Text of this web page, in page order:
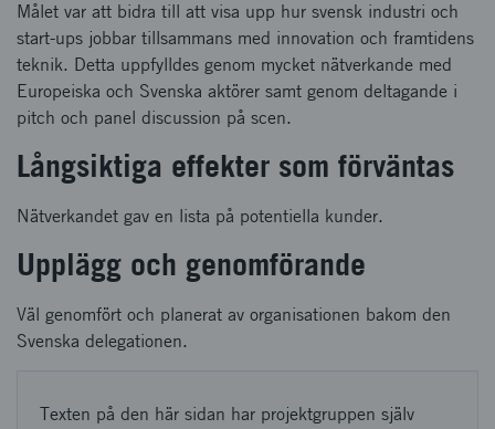
Målet var att bidra till att visa upp hur svensk industri och
start-ups jobbar tillsammans med innovation och framtidens
teknik. Detta uppfylldes genom mycket nätverkande med
Europeiska och Svenska aktörer samt genom deltagande i
pitch och panel discussion på scen.
Långsiktiga effekter som förväntas
Nätverkandet gav en lista på potentiella kunder.
Upplägg och genomförande
Väl genomfört och planerat av organisationen bakom den
Svenska delegationen.
Texten på den här sidan har projektgruppen själv